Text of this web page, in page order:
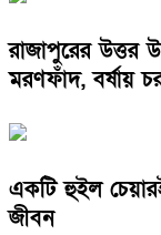
রাজাপুরের উত্তর
মরণফাঁদ, বর্ষায়
একটি হুইল
জীবন